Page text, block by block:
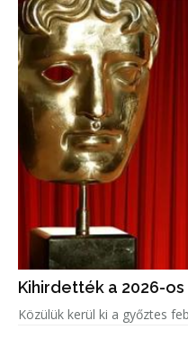
Kihirdették a 2026-
Közülük kerül ki a győztes